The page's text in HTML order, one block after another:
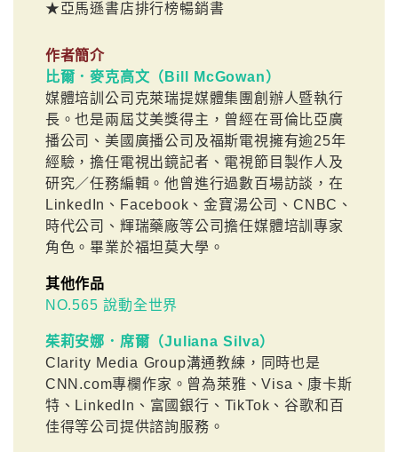
★亞馬遜書店排行榜暢銷書
作者簡介
比爾．麥克高文（Bill McGowan）
媒體培訓公司克萊瑞提媒體集團創辦人暨執行
長。也是兩屆艾美獎得主，曾經在哥倫比亞廣
播公司、美國廣播公司及福斯電視擁有逾25年
經驗，擔任電視出鏡記者、電視節目製作人及
研究／任務編輯。他曾進行過數百場訪談，在
LinkedIn、Facebook、金寶湯公司、CNBC、
時代公司、輝瑞藥廠等公司擔任媒體培訓專家
角色。畢業於福坦莫大學。
其他作品
NO.565 說動全世界
茱莉安娜．席爾（Juliana Silva）
Clarity Media Group溝通教練，同時也是
CNN.com專欄作家。曾為萊雅、Visa、康卡斯
特、LinkedIn、富國銀行、TikTok、谷歌和百
佳得等公司提供諮詢服務。